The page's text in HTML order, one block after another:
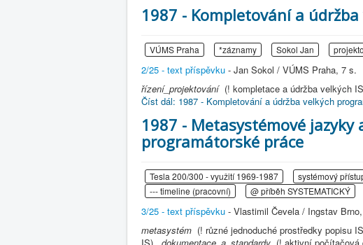
1987 - Kompletování a
VÚMS Praha *záznamy Sokol Jan
2/25 - text příspěvku - Jan Sokol / VÚMS Praha, 7 s.
řízení_projektování (! kompletace a údržba velkých
Číst dál: 1987 - Kompletování a údržba velkých
1987 - Metasystémové
programátorské práce
Tesla 200/300 - využití 1969-1987 systémový
--- timeline (pracovní)
@ příběh SYSTEMATICKÝ
3/25 - text příspěvku - Vlastimil Čevela / Ingstav
metasystém (! různé jednoduché prostředky popisu